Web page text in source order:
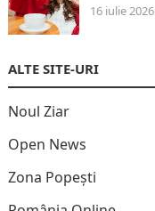
16 iulie 2026
ALTE SITE-URI
Noul Ziar
Open News
Zona Popești